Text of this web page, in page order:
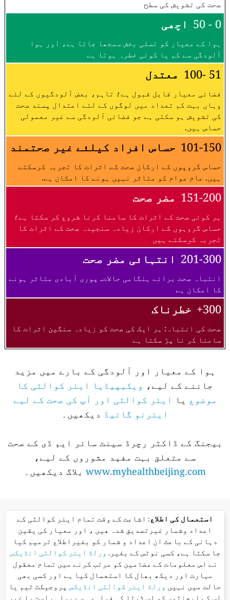
صحت کی تشویش کی سطح
0 - 50 اچھی
ہوا کے معیار کو تسلی بخش سمجھا جاتا ہے، اور ہوا
آلودگی سے کم یا کوئی خطرہ ہوتا ہے
51 -100 معتدل
فضائی معیار قابل قبول ہے؛ تاہم، بعض آلودگیوں کے لئے
وہاں بہت کم تعداد میں لوگوں کے لئے اعتدال پسند صحت
کی تشویش ہو سکتی ہے جو فضائی آلودگی سے غیر معمولی
حساس ہیں.
101-150 حساس افراد کیلئے غیر صحتمند
حساس گروپوں کے ارکان صحت کے اثرات کا تجربہ کرسکتے
ہیں. عام عوام کو متاثر نہیں ہونے کا امکان ہے.
151-200 مضر صحت
ہر کوئی صحت کے اثرات کا سامنا کرنا شروع کر سکتا ہے؛
حساس گروہوں کے ارکان زیادہ سنجیدہ صحت کے اثرات کا
تجربہ کرسکتے ہیں
201-300 انتہائی مضر صحت
انتباہ صحت برائے ہنگامی حالات. پوری آبادی متاثر ہونے
کا امکان ہے
300+ خطرناک
صحت کی انتباہ: ہر ایک کی صحت کو زیادہ سنگین اثرات کا
سامنا کر نا پڑ سکتا ہے
ہوا کے معیار اور آلودگی کے بارے میں مزید
جاننے کے لیے، ویکیپیڈیا ایئر کوالٹی کا
موضوع یا
ایئر کوالٹی اور آپ کی صحت کے لیے
ایئرنو گائیڈ دیکھیں۔
بیجنگ کے ڈاکٹر رچرڈ سینٹ سائر ایم ڈی کے صحت
سے متعلق بہت مفید مشوروں کے لیے،
www.myhealthbeijing.com بلاگ دیکھیں۔
استعمال کی اطلاع: اشاعت کے وقت تمام ایئر کوالٹی کے
اعداد وشمار غیرتصدیق شدہ ھیں ، اور معیار کی یقین
دہانی کے باعث ان اعداد و شمار کو بغیراطلاع ترمیم کیا
جا سکتا ہے، کسی نوٹس کے بغیر. ورلڈ ایئر کوالٹی انڈیکس
نے اس معلومات کے مضامین کو مرتب کرنے میں تمام معقول
مہارت اور دیکھ بھال کا استعمال کیا ہے اور کسی بھی
حالت میں نہیں ورلڈ ایئر کوالٹی انڈیکس پروجیکٹ ٹیم یا
اس کے ایجنٹوں کو اس ڈیٹا کی فراہمی سے براہ راست یا غیر